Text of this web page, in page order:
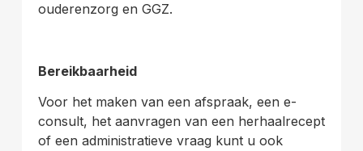
ouderenzorg en GGZ.
Bereikbaarheid
Voor het maken van een afspraak, een e-
consult, het aanvragen van een herhaalrecept
of een administratieve vraag kunt u ook